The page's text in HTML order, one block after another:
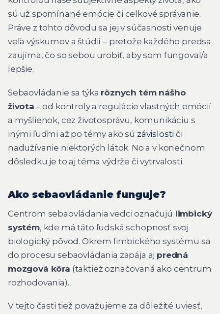
sú už spomínané emócie či celkové správanie.
Práve z tohto dôvodu sa jej v súčasnosti venuje
veľa výskumov a štúdií – pretože každého predsa
zaujíma, čo so sebou urobiť, aby som fungoval/a
lepšie.
Sebaovládanie sa týka rôznych tém nášho
života – od kontroly a regulácie vlastných emócií
a myšlienok, cez životosprávu, komunikáciu s
inými ľuďmi až po témy ako sú závislosti či
nadužívanie niektorých látok. No a v konečnom
dôsledku je to aj téma výdrže či vytrvalosti.
Ako sebaovládanie funguje?
Centrom sebaovládania vedci označujú limbický
systém, kde má táto ľudská schopnosť svoj
biologický pôvod. Okrem limbického systému sa
do procesu sebaovládania zapája aj predná
mozgová kôra (taktiež označovaná ako centrum
rozhodovania).
V tejto časti tiež považujeme za dôležité uviesť,